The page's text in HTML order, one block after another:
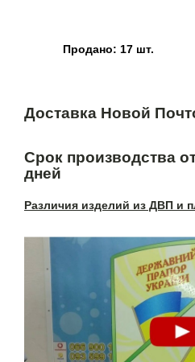
Продано: 17 шт.
Доставка Новой
Срок производства
дней
Различия изделий из ДВП и